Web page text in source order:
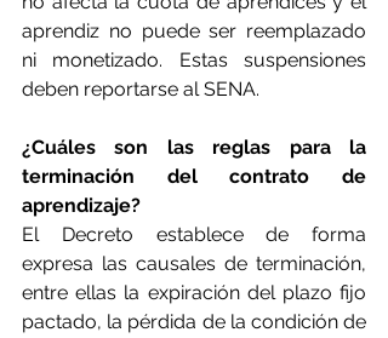
aprendiz no puede ser reemplazado
ni monetizado. Estas suspensiones
deben reportarse al SENA.
¿Cuáles son las reglas para la
terminación del contrato de
aprendizaje?
El Decreto establece de forma
expresa las causales de terminación,
entre ellas la expiración del plazo fijo
pactado, la pérdida de la condición de